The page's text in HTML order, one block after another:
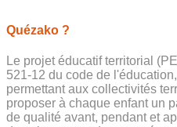
Quézako ?
Le projet éducatif territorial
521-12 du code de
permettant aux collectivités
proposer à chaque enfant un
de qualité avant, pendant et